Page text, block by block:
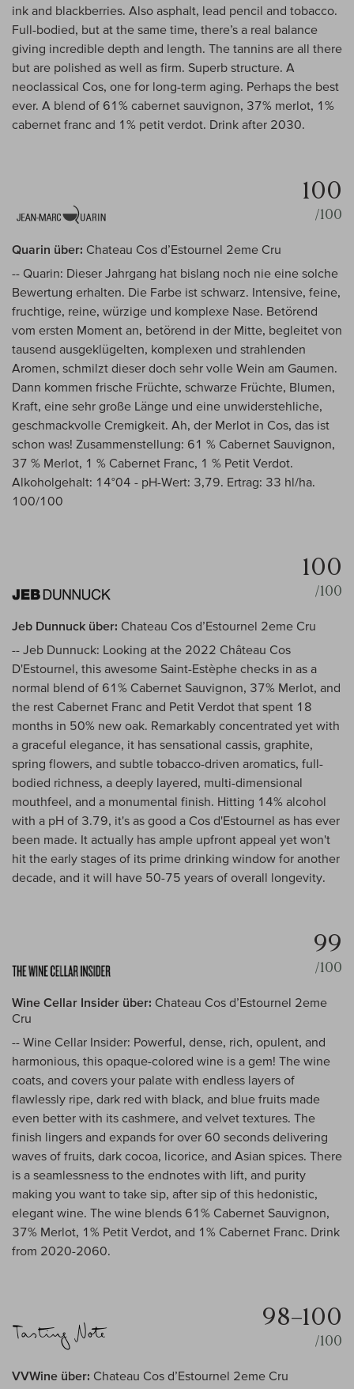
ink and blackberries. Also asphalt, lead pencil and tobacco.
Full-bodied, but at the same time, there’s a real balance
giving incredible depth and length. The tannins are all there
but are polished as well as firm. Superb structure. A
neoclassical Cos, one for long-term aging. Perhaps the best
ever. A blend of 61% cabernet sauvignon, 37% merlot, 1%
cabernet franc and 1% petit verdot. Drink after 2030.
100
/100
Quarin über: Chateau Cos d’Estournel 2eme Cru
-- Quarin: Dieser Jahrgang hat bislang noch nie eine solche
Bewertung erhalten. Die Farbe ist schwarz. Intensive, feine,
fruchtige, reine, würzige und komplexe Nase. Betörend
vom ersten Moment an, betörend in der Mitte, begleitet von
tausend ausgeklügelten, komplexen und strahlenden
Aromen, schmilzt dieser doch sehr volle Wein am Gaumen.
Dann kommen frische Früchte, schwarze Früchte, Blumen,
Kraft, eine sehr große Länge und eine unwiderstehliche,
geschmackvolle Cremigkeit. Ah, der Merlot in Cos, das ist
schon was! Zusammenstellung: 61 % Cabernet Sauvignon,
37 % Merlot, 1 % Cabernet Franc, 1 % Petit Verdot.
Alkoholgehalt: 14°04 - pH-Wert: 3,79. Ertrag: 33 hl/ha.
100/100
100
/100
Jeb Dunnuck über: Chateau Cos d’Estournel 2eme Cru
-- Jeb Dunnuck: Looking at the 2022 Château Cos
D'Estournel, this awesome Saint-Estèphe checks in as a
normal blend of 61% Cabernet Sauvignon, 37% Merlot, and
the rest Cabernet Franc and Petit Verdot that spent 18
months in 50% new oak. Remarkably concentrated yet with
a graceful elegance, it has sensational cassis, graphite,
spring flowers, and subtle tobacco-driven aromatics, full-
bodied richness, a deeply layered, multi-dimensional
mouthfeel, and a monumental finish. Hitting 14% alcohol
with a pH of 3.79, it's as good a Cos d'Estournel as has ever
been made. It actually has ample upfront appeal yet won't
hit the early stages of its prime drinking window for another
decade, and it will have 50-75 years of overall longevity.
99
/100
Wine Cellar Insider über: Chateau Cos d’Estournel 2eme
Cru
-- Wine Cellar Insider: Powerful, dense, rich, opulent, and
harmonious, this opaque-colored wine is a gem! The wine
coats, and covers your palate with endless layers of
flawlessly ripe, dark red with black, and blue fruits made
even better with its cashmere, and velvet textures. The
finish lingers and expands for over 60 seconds delivering
waves of fruits, dark cocoa, licorice, and Asian spices. There
is a seamlessness to the endnotes with lift, and purity
making you want to take sip, after sip of this hedonistic,
elegant wine. The wine blends 61% Cabernet Sauvignon,
37% Merlot, 1% Petit Verdot, and 1% Cabernet Franc. Drink
from 2020-2060.
98–100
/100
VVWine über: Chateau Cos d’Estournel 2eme Cru